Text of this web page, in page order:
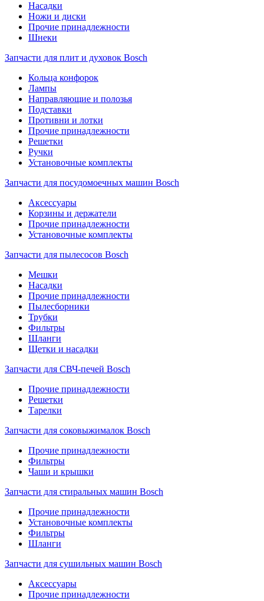
Насадки
Ножи и диски
Прочие принадлежности
Шнеки
Запчасти для плит и духовок Bosch
Кольца конфорок
Лампы
Направляющие и полозья
Подставки
Противни и лотки
Прочие принадлежности
Решетки
Ручки
Установочные комплекты
Запчасти для посудомоечных машин Bosch
Аксессуары
Корзины и держатели
Прочие принадлежности
Установочные комплекты
Запчасти для пылесосов Bosch
Мешки
Насадки
Прочие принадлежности
Пылесборники
Трубки
Фильтры
Шланги
Щетки и насадки
Запчасти для СВЧ-печей Bosch
Прочие принадлежности
Решетки
Тарелки
Запчасти для соковыжималок Bosch
Прочие принадлежности
Фильтры
Чаши и крышки
Запчасти для стиральных машин Bosch
Прочие принадлежности
Установочные комплекты
Фильтры
Шланги
Запчасти для сушильных машин Bosch
Аксессуары
Прочие принадлежности